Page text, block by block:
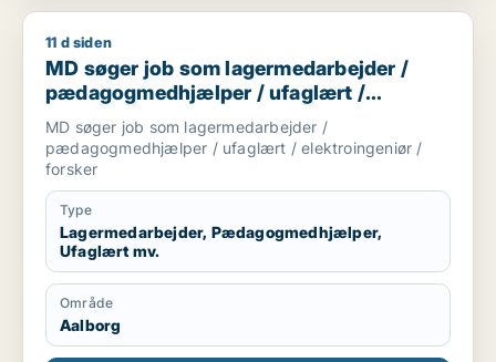
MD søger job som lagermedarbejder /
11 d siden
MD søger job som lagermedarbejder /
pædagogmedhjælper / ufaglært /
elektroingeniør / forsker
MD søger job som lagermedarbejder /
pædagogmedhjælper / ufaglært / elektroingeniør /
forsker
Type
Lagermedarbejder, Pædagogmedhjælper,
Ufaglært mv.
Område
Aalborg